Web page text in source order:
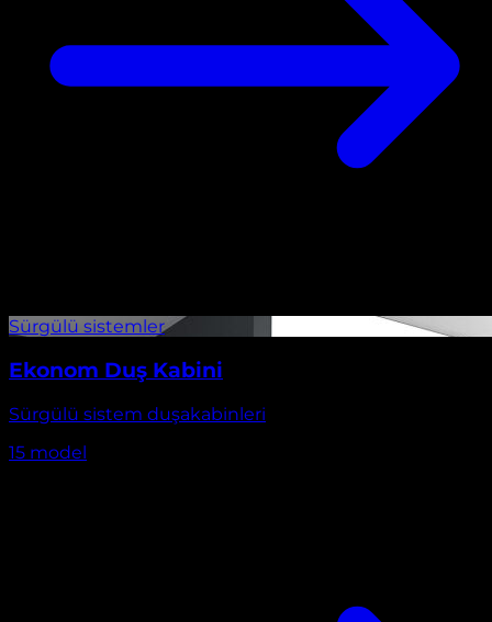
Ekonom Duş Kabini
Sürgülü sistem duşakabinleri
15 model